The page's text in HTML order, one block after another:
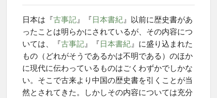
日本は『古事記』『日本書紀』以前に歴史書があ
ったことは明らかにされているが、その内容につ
いては、『古事記』『日本書紀』に盛り込まれた
もの（どれがそうであるかは不明である）のほか
に現代に伝わっているものはごくわずかでしかな
い。そこで古来より中国の歴史書を引くことが当
然とされてきた。しかしその内容については充分